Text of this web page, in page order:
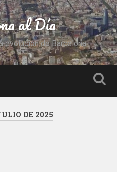
al Día
evolución de Barcelona
DE 2025